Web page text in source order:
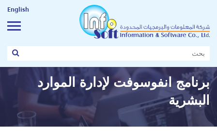
English
برنامج انفوسوفت لإدارة الموارد
البشرية